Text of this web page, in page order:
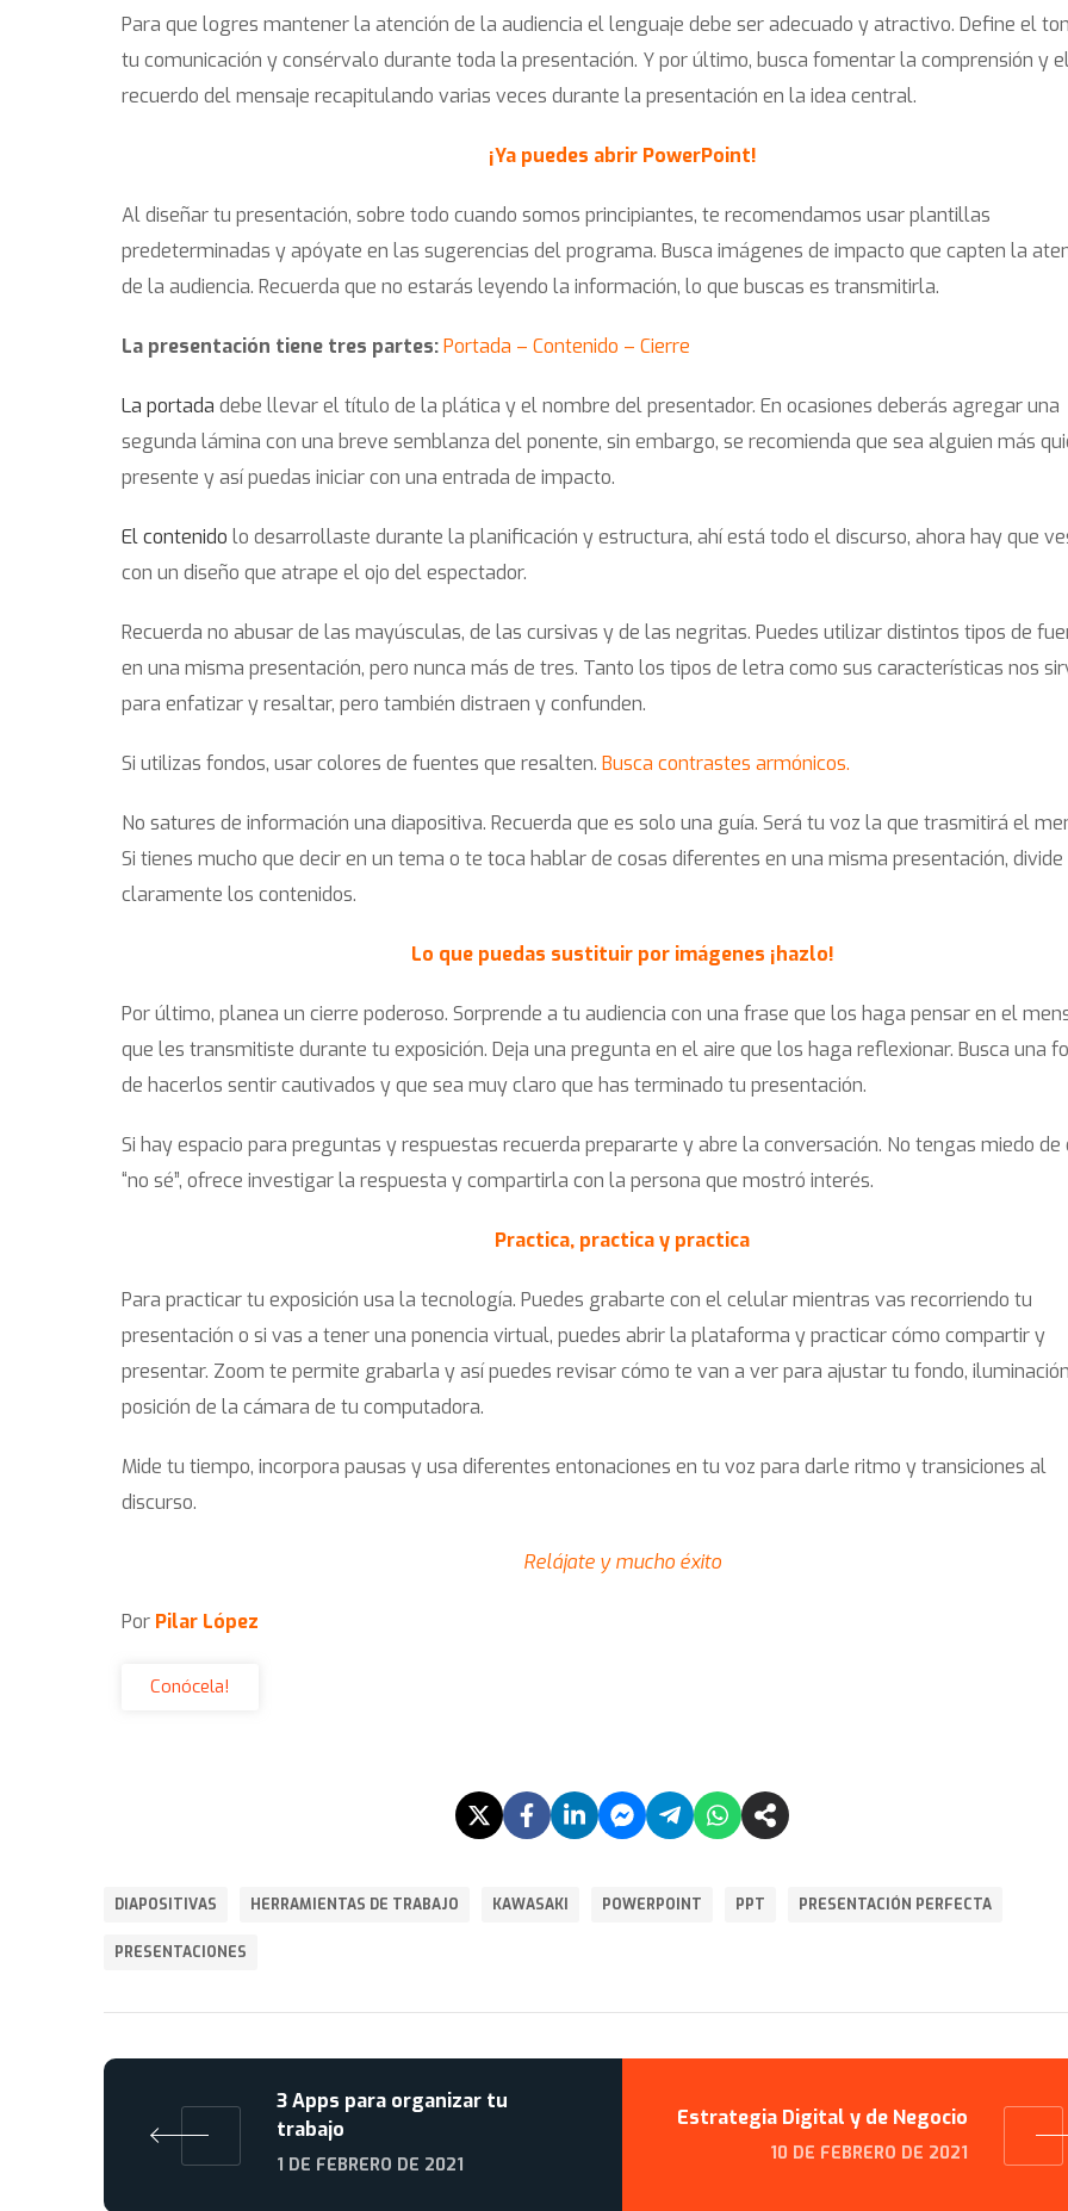
Para que logres mantener la atención de la audiencia el lenguaje debe ser adecuado y atractivo. Define el
tu comunicación y consérvalo durante toda la presentación. Y por último, busca fomentar la comprensión y
recuerdo del mensaje recapitulando varias veces durante la presentación en la idea central.
¡Ya puedes abrir PowerPoint!
Al diseñar tu presentación, sobre todo cuando somos principiantes, te recomendamos usar plantillas
predeterminadas y apóyate en las sugerencias del programa. Busca imágenes de impacto que capten la
de la audiencia. Recuerda que no estarás leyendo la información, lo que buscas es transmitirla.
La presentación tiene tres partes:Portada – Contenido – Cierre
La portada debe llevar el título de la plática y el nombre del presentador. En ocasiones deberás agregar una
segunda lámina con una breve semblanza del ponente, sin embargo, se recomienda que sea alguien más
presente y así puedas iniciar con una entrada de impacto.
El contenido lo desarrollaste durante la planificación y estructura, ahí está todo el discurso, ahora hay que
con un diseño que atrape el ojo del espectador.
Recuerda no abusar de las mayúsculas, de las cursivas y de las negritas. Puedes utilizar distintos tipos de
en una misma presentación, pero nunca más de tres. Tanto los tipos de letra como sus características nos
para enfatizar y resaltar, pero también distraen y confunden.
Si utilizas fondos, usar colores de fuentes que resalten. Busca contrastes armónicos.
No satures de información una diapositiva. Recuerda que es solo una guía. Será tu voz la que trasmitirá el
Si tienes mucho que decir en un tema o te toca hablar de cosas diferentes en una misma presentación, divide
claramente los contenidos.
Lo que puedas sustituir por imágenes ¡hazlo!
Por último, planea un cierre poderoso. Sorprende a tu audiencia con una frase que los haga pensar en el
que les transmitiste durante tu exposición. Deja una pregunta en el aire que los haga reflexionar. Busca una
de hacerlos sentir cautivados y que sea muy claro que has terminado tu presentación.
Si hay espacio para preguntas y respuestas recuerda prepararte y abre la conversación. No tengas miedo de
“no sé”, ofrece investigar la respuesta y compartirla con la persona que mostró interés.
Practica, practica y practica
Para practicar tu exposición usa la tecnología. Puedes grabarte con el celular mientras vas recorriendo tu
presentación o si vas a tener una ponencia virtual, puedes abrir la plataforma y practicar cómo compartir y
presentar. Zoom te permite grabarla y así puedes revisar cómo te van a ver para ajustar tu fondo,
posición de la cámara de tu computadora.
Mide tu tiempo, incorpora pausas y usa diferentes entonaciones en tu voz para darle ritmo y transiciones al
discurso.
Relájate y mucho éxito
Por Pilar López
Conócela!
DIAPOSITIVAS HERRAMIENTAS DE TRABAJO KAWASAKI POWERPOINT PPT PRESENTACIÓN PERFECTA
PRESENTACIONES
3 Apps para organizar tu
trabajo
1 DE FEBRERO DE 2021
Estrategia Digital y de Negocio
10 DE FEBRERO DE 2021